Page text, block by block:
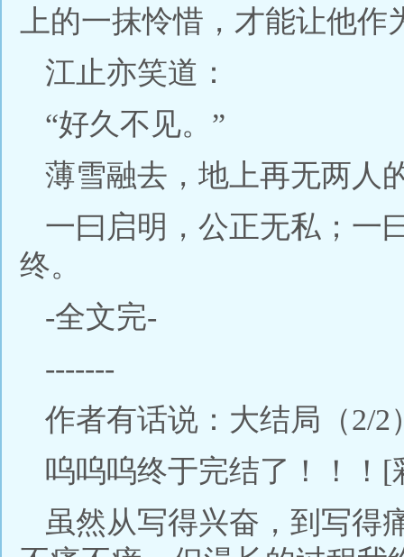
上的一抹怜惜，才能让他
江止亦笑道：
“好久不见。”
薄雪融去，地上再无两人
一曰启明，公正无私；一
终。
-全文完-
-------
作者有话说：大结局（2/2
呜呜呜终于完结了！！！[
虽然从写得兴奋，到写得